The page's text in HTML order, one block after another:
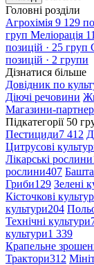
Головні розділи
Агрохімія 9 129
груп Меліорація
позицій · 25 груп
позицій · 2 групи
Дізнатися більше
Довідник по
Діючі речовини
Магазини-
Підкатегорії 50
Пестициди7 412
Цитрусові
Лікарські рослини
рослини407
Гриби129 Зелені
Кісточкові
культури204
Технічні культури
культури1 339
Крапельне
Трактори312